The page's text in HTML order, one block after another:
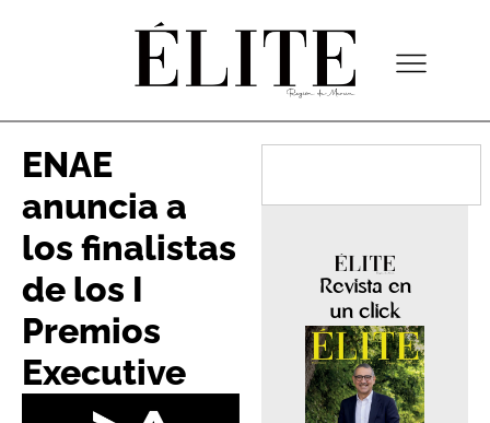
ENAE
anuncia a
los finalistas
de los I
Premios
Executive
Revista en
un click